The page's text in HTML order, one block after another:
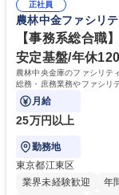
暇の取得はもちろん、
う、職場環境が整備さ
仕事も私生活も両立させた
歴：大学院 大学 高専
級
正社員
農林中金ファシリ
【事務系総合職
安定基盤/年休
農林中央金庫のファシリテ
総務・庶務業務やファシリ
月給
25万円以上
勤務地
東京都江東区
業界未経験歓迎
年